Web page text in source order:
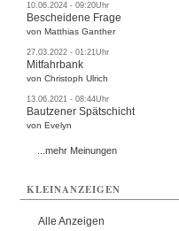
10.06.2024 - 09:20Uhr
Bescheidene Frage
von Matthias Ganther
27.03.2022 - 01:21Uhr
Mitfahrbank
von Christoph Ulrich
13.06.2021 - 08:44Uhr
Bautzener Spätschicht
von Evelyn
...mehr Meinungen
KLEINANZEIGEN
Alle Anzeigen